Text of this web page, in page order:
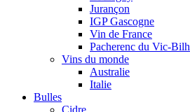
Jurançon
IGP Gascogne
Vin de France
Pacherenc du Vic-Bilh
Vins du monde
Australie
Italie
Bulles
Cidre